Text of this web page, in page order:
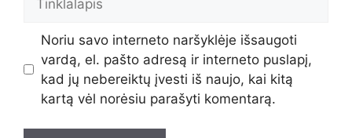
Noriu savo interneto naršyklėje išsaugoti
vardą, el. pašto adresą ir interneto puslapį,
kad jų nebereiktų įvesti iš naujo, kai kitą
kartą vėl norėsiu parašyti komentarą.